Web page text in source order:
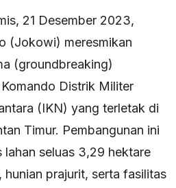
21 Desember 2023,
(Jokowi) meresmikan
(groundbreaking)
Distrik Militer
(IKN) yang terletak di
Timur. Pembangunan ini
lahan seluas 3,29 hektare
hunian prajurit, serta fasilitas